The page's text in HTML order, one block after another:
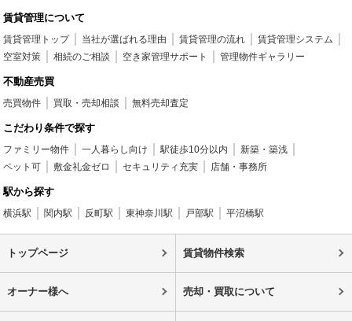
賃貸管理について
賃貸管理トップ 当社が選ばれる理由 賃貸管理の流れ
賃貸管理システム
空室対策
相続のご相談 空き家管理サポート 管理物件ギャラリー
不動産売買
売買物件 買取・売却相談 無料売却査定
こだわり条件で探す
ファミリー物件 一人暮らし向け 駅徒歩10分以内
新築・築浅
ペット可
敷金礼金ゼロ セキュリティ充実 店舗・事務所
駅から探す
横浜駅 関内駅 反町駅 東神奈川駅 戸部駅 平沼橋駅
トップページ 賃貸物件検索
オーナー様へ 売却・買取について